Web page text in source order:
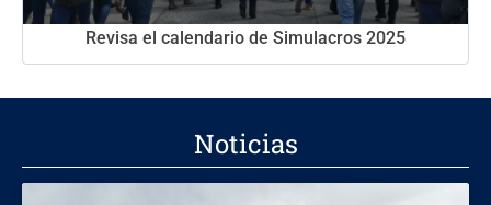
Revisa el calendario de Simulacros 2025
Noticias